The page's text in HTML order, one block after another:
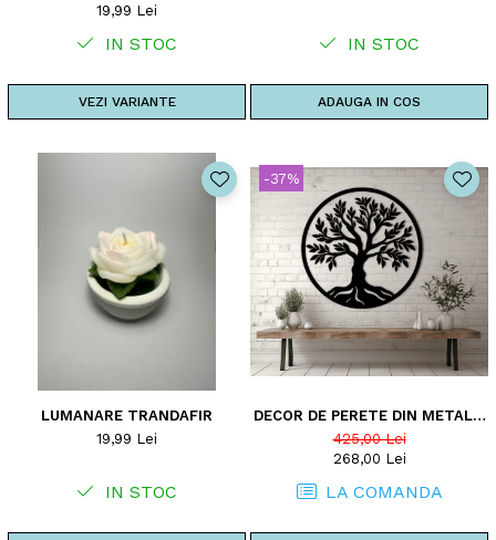
19,99 Lei
IN STOC
VEZI VARIANTE
IN STOC
ADAUGA IN COS
LUMANARE TRANDAFIR
19,99 Lei
IN STOC
-37%
DECOR DE PERETE DIN METAL -
POMUL VIETII - MODEL D1
425,00 Lei
268,00 Lei
LA COMANDA